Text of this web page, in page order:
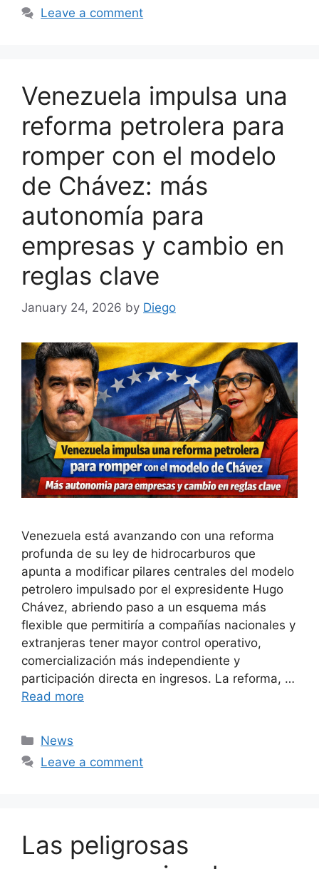
Leave a comment
Venezuela impulsa una
reforma petrolera para
romper con el modelo
de Chávez: más
autonomía para
empresas y cambio en
reglas clave
January 24, 2026 by Diego
Venezuela está avanzando con una reforma
profunda de su ley de hidrocarburos que
apunta a modificar pilares centrales del modelo
petrolero impulsado por el expresidente Hugo
Chávez, abriendo paso a un esquema más
flexible que permitiría a compañías nacionales y
extranjeras tener mayor control operativo,
comercialización más independiente y
participación directa en ingresos. La reforma, …
Read more
Categories
News
Leave a comment
Las peligrosas